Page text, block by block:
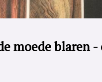
moede blaren